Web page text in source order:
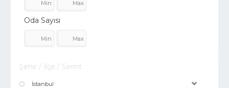
Oda Sayısı
Şehir / İlçe / Semt
İstanbul